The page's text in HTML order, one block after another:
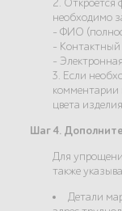
2. Откроется
необходимо
- ФИО
- Контактный
-
3. Если
комментарии
цвета
Шаг 4.
Для
также
Детали